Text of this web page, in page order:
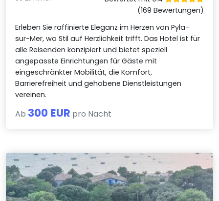
(169 Bewertungen)
Erleben Sie raffinierte Eleganz im Herzen von Pyla-
sur-Mer, wo Stil auf Herzlichkeit trifft. Das Hotel ist für
alle Reisenden konzipiert und bietet speziell
angepasste Einrichtungen für Gäste mit
eingeschränkter Mobilität, die Komfort,
Barrierefreiheit und gehobene Dienstleistungen
vereinen.
Ab 300 EUR pro Nacht